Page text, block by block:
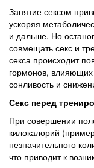
Занятие сексом
ускоряя
и дальше. Но
совмещать секс и
секса происходит
гормонов, влияющих
сонливость и
Секс перед
При совершении
килокалорий
незначительного
что приводит к